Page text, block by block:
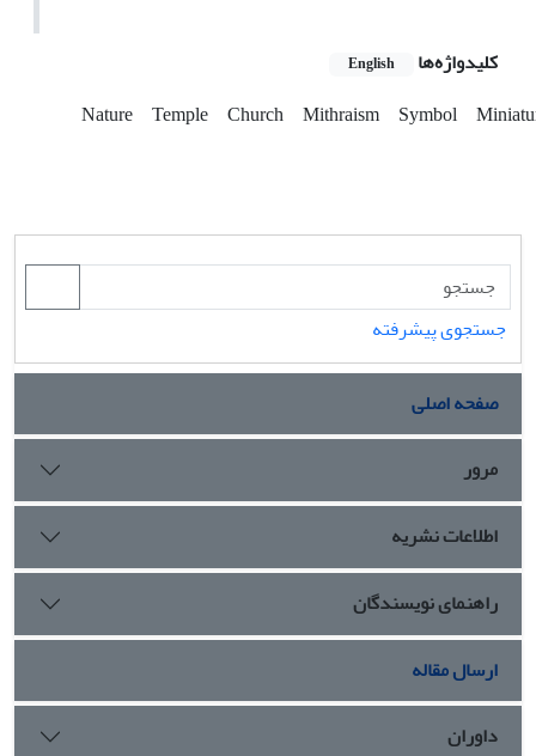
کلیدواژه‌ها English
Nature Temple Church Mithraism Symbol
جستجوی پیشرفته
صفحه اصلی
مرور
اطلاعات نشریه
راهنمای نویسندگان
ارسال مقاله
داوران